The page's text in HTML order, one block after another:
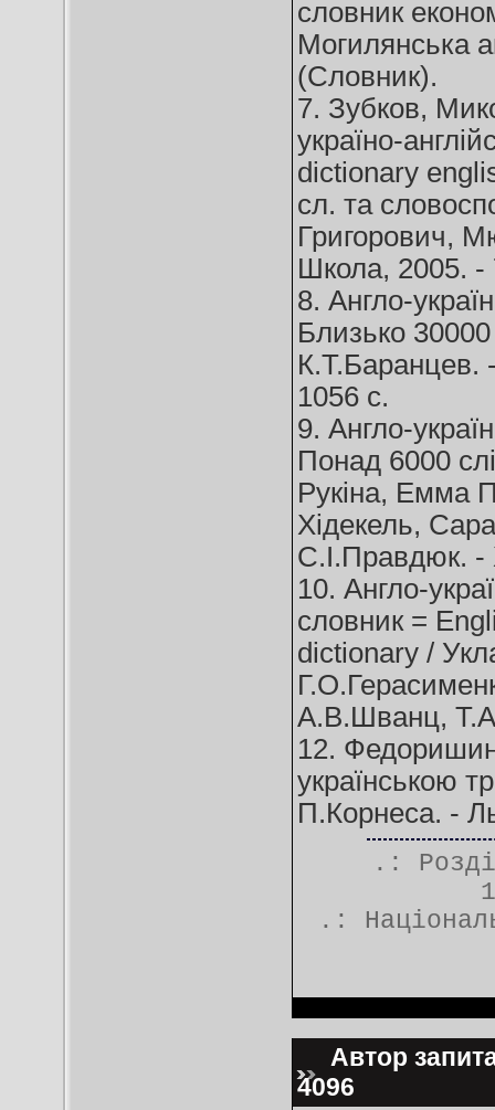
словник
Могилянська
(Словник).
7. Зубков,
україно-
dictionary
сл. та
Григорович,
Школа, 2005. -
8. Англо-
Близько
К.Т.Баранцев.
1056 с.
9. Англо-
Понад 6000
Рукіна, Емма
Хідекель,
С.І.Правдюк. -
10. Англо-
словник =
dictionary /
А.В.Шванц,
12.
українською
П.Корнеса. -
.:
.:
Автор
4096